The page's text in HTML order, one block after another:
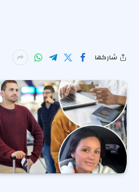
شاركها